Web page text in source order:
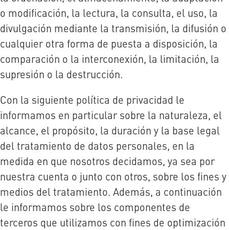
o modificación, la lectura, la consulta, el uso, la
divulgación mediante la transmisión, la difusión o
cualquier otra forma de puesta a disposición, la
comparación o la interconexión, la limitación, la
supresión o la destrucción.
Con la siguiente política de privacidad le
informamos en particular sobre la naturaleza, el
alcance, el propósito, la duración y la base legal
del tratamiento de datos personales, en la
medida en que nosotros decidamos, ya sea por
nuestra cuenta o junto con otros, sobre los fines y
medios del tratamiento. Además, a continuación
le informamos sobre los componentes de
terceros que utilizamos con fines de optimización